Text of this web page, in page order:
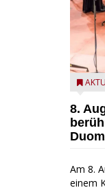
8.
Am 8.
einem